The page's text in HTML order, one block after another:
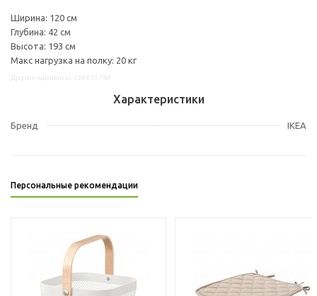
Ширина: 120 см
Глубина: 42 см
Высота: 193 см
Макс нагрузка на полку: 20 кг
Характеристики
Бренд IKEA
Персональные рекомендации